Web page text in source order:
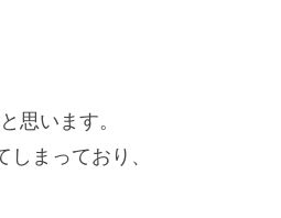
思います。
まっており、